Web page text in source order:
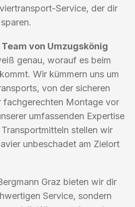
Service, der dir
von Umzugskönig
genau, worauf es beim
Wir kümmern uns um
von der sicheren
fachgerechten Montage vor
umfassenden Expertise
stellen wir
unbeschadet am Zielort
Graz bieten wir dir
Service, sondern